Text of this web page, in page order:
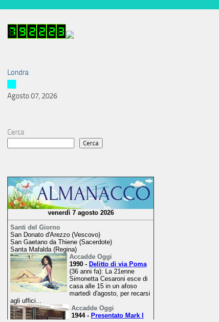
Londra
Agosto 07, 2026
Cerca
Cerca